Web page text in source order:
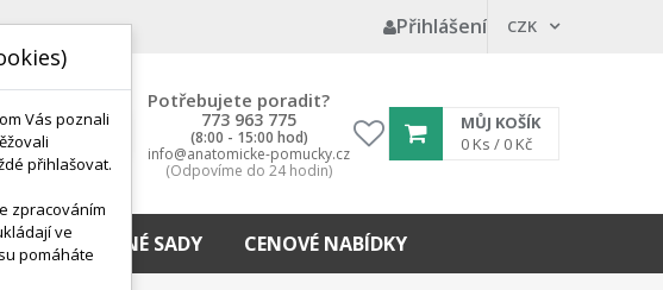
Přihlášení CZK
Potřebujete poradit?
773 963 775
(8:00 - 15:00 hod)
info@anatomicke-pomucky.cz
(Odpovíme do 24 hodin)
My
wishlist
MŮJ KOŠÍK
0 Ks / 0 Kč
VÝHODNÉ SADY CENOVÉ NABÍDKY
Vás poznali
přihlašovat.
zpracováním
ve
pomáháte